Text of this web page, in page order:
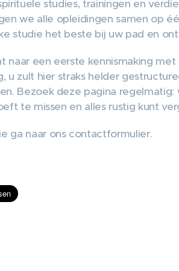
studies, trainingen en
we alle opleidingen samen op
studie het beste bij uw pad en
naar een eerste kennismaking
u zult hier straks helder
Bezoek deze pagina
te missen en alles rustig kunt
ga naar ons contactformulier.